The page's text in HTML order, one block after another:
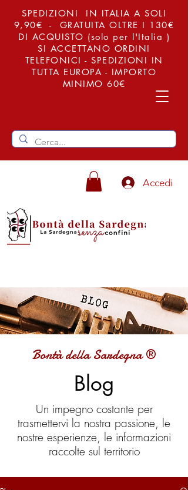
SPEDIZIONI IN ITALIA A SOLI
9,90€ - GRATUITA OLTRE I 130€
DI ACQUISTO (solo per l'Italia )
SI ACCETTANO ORDINI
TELEFONICI - SPEDIZIONI IN
TUTTA EUROPA - IMPORTO
MINIMO 60€
Accedi
Bontà della Sardegna ®
Blog
Un impegno costante per
trasmettervi la nostra passione, le
nostre esperienze, le informazioni
raccolte sul territorio